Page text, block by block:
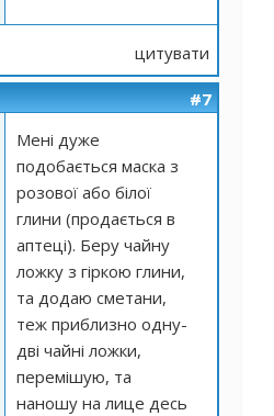
цитувати
#7
Мені дуже
подобається маска з
розової або білої
глини (продається в
аптеці). Беру чайну
ложку з гіркою глини,
та додаю сметани,
теж приблизно одну-
дві чайні ложки,
перемішую, та
наношу на лице десь